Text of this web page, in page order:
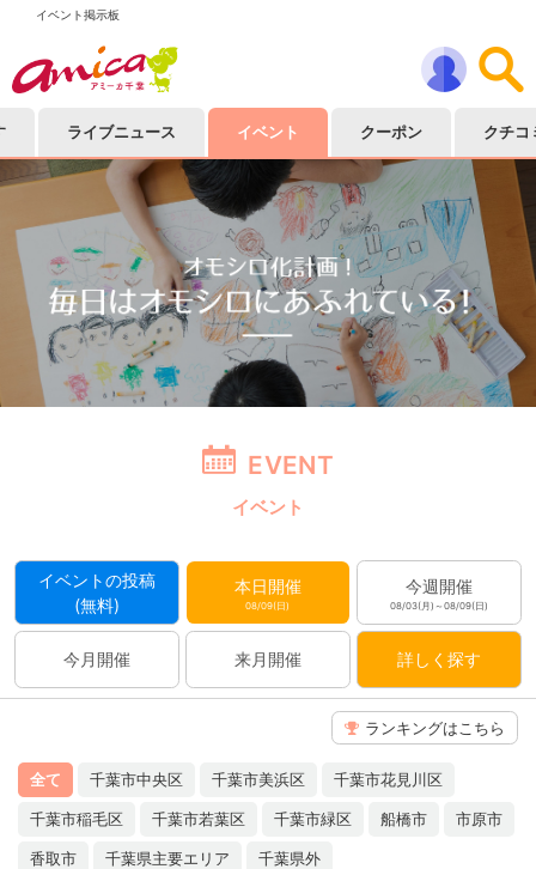
イベント掲示板
ライブニュース イベント クーポン クチコ
EVENT
イベント
本日開催
08/09(日)
今週開催
08/03(月)～08/09(日)
今月開催 来月開催 詳しく探す
イベントの投稿
(無料)
ランキングはこちら
全て 千葉市中央区 千葉市美浜区 千葉市花見川区
千葉市稲毛区 千葉市若葉区 千葉市緑区 船橋市 市原市
香取市 千葉県主要エリア 千葉県外